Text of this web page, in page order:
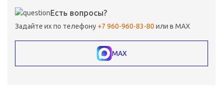
Есть вопросы?
Задайте их по телефону +7 960-960-83-80 или в MAX
MAX